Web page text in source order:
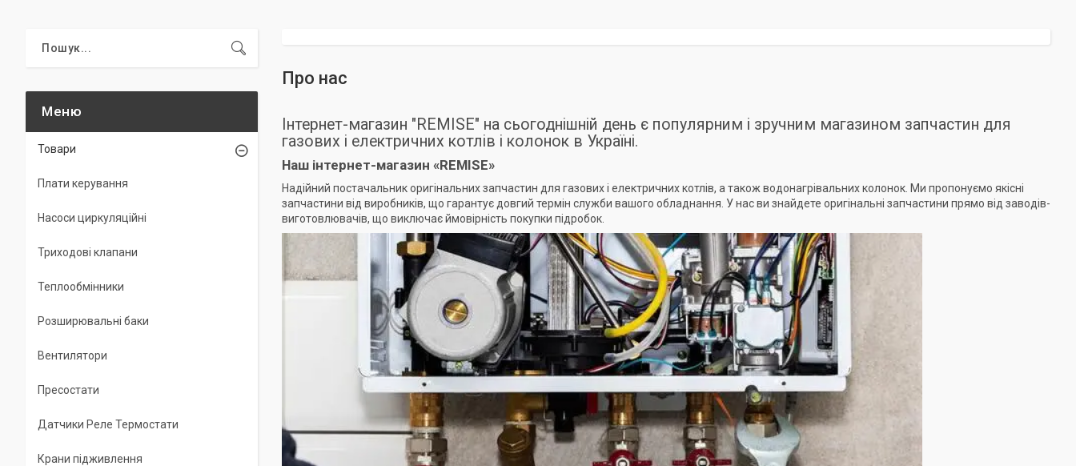
Про нас
Інтернет-магазин "REMISE" на сьогоднішній день є популярним і зручним магазином запчастин для
газових і електричних котлів і колонок в Україні.
Наш інтернет-магазин «REMISE»
Надійний постачальник оригінальних запчастин для газових і електричних котлів, а також водонагрівальних колонок. Ми пропонуємо якісні
запчастини від виробників, що гарантує довгий термін служби вашого обладнання. У нас ви знайдете оригінальні запчастини прямо від заводів-
виготовлювачів, що виключає ймовірність покупки підробок.
Товари
Плати керування
Насоси циркуляційні
Триходові клапани
Теплообмінники
Розширювальні баки
Вентилятори
Пресостати
Датчики Реле Термостати
Крани підживлення